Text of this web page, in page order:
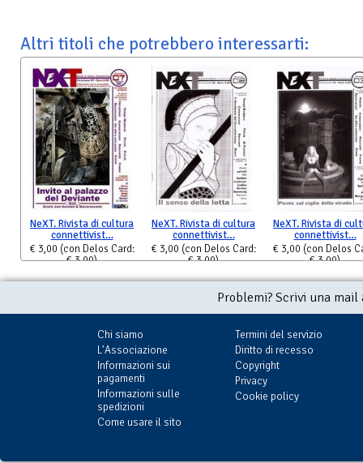
Altri titoli che potrebbero interessarti:
NeXT. Rivista di cultura
connettivist…
€ 3,00 (con Delos Card:
€ 3,00)
NeXT. Rivista di cultura
connettivist…
€ 3,00 (con Delos Card:
€ 3,00)
NeXT. Rivista di
connettivist…
€ 3,00 (con Delos
€ 3,00)
Problemi? Scrivi una
Chi siamo
L'Associazione
Informazioni sui
pagamenti
Informazioni sulle
spedizioni
Come usare il sito
Termini del servizio
Diritto di recesso
Copyright
Privacy
Cookie policy